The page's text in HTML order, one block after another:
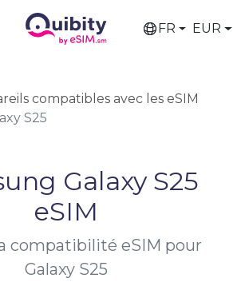
FR EUR
compatibles avec les eSIM
S25
Galaxy S25
eSIM
compatibilité eSIM pour
Galaxy S25